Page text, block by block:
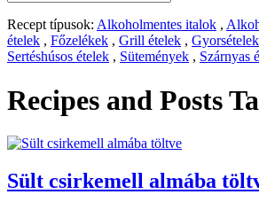
Recept típusok: Alkoholmentes italok ,
ételek , Főzelékek , Grill ételek , Gyorsételek
Sertéshúsos ételek , Sütemények , Szárnyas
Recipes and Posts
Sült csirkemell almába